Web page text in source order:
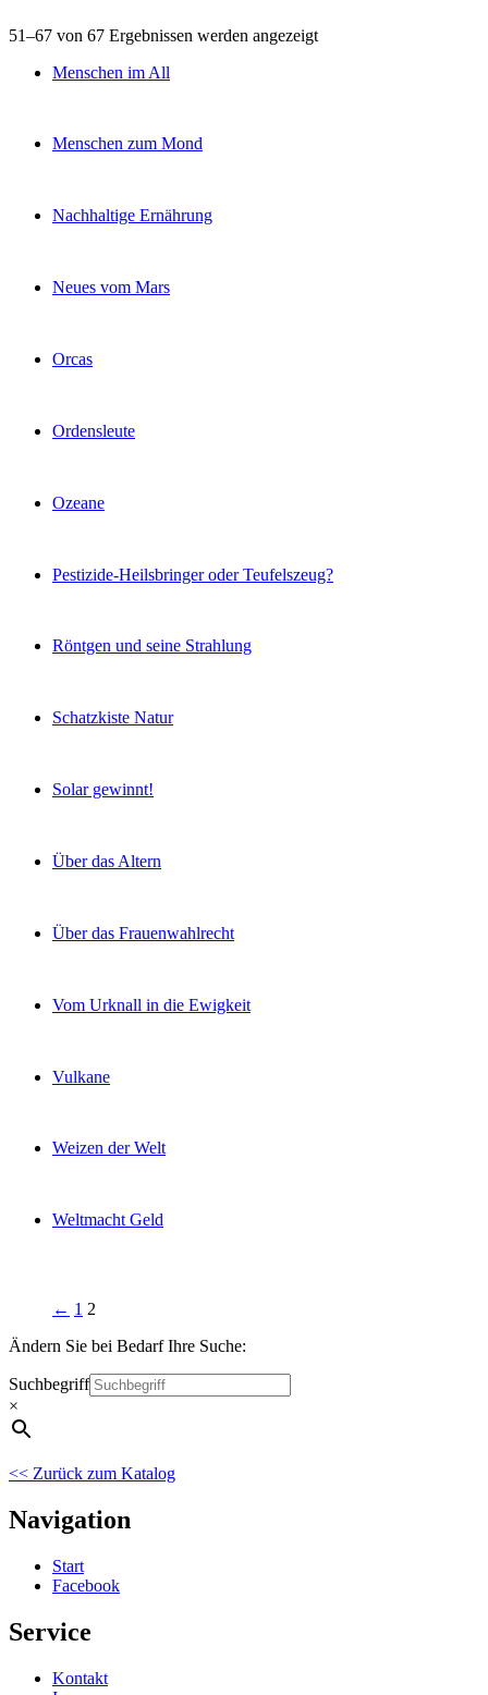
51–67 von 67 Ergebnissen werden angezeigt
Menschen im All
Menschen zum Mond
Nachhaltige Ernährung
Neues vom Mars
Orcas
Ordensleute
Ozeane
Pestizide-Heilsbringer oder Teufelszeug?
Röntgen und seine Strahlung
Schatzkiste Natur
Solar gewinnt!
Über das Altern
Über das Frauenwahlrecht
Vom Urknall in die Ewigkeit
Vulkane
Weizen der Welt
Weltmacht Geld
← 1 2
Ändern Sie bei Bedarf Ihre Suche:
Suchbegriff
×
<< Zurück zum Katalog
Navigation
Start
Facebook
Service
Kontakt